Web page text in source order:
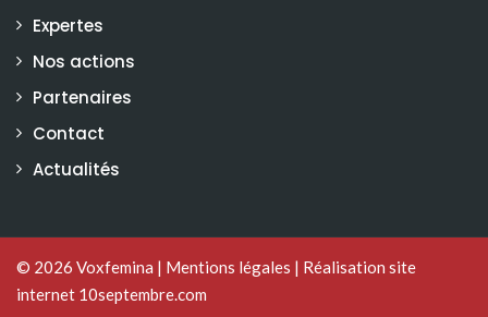
Expertes
Nos actions
Partenaires
Contact
Actualités
© 2026 Voxfemina | Mentions légales | Réalisation site
internet 10septembre.com